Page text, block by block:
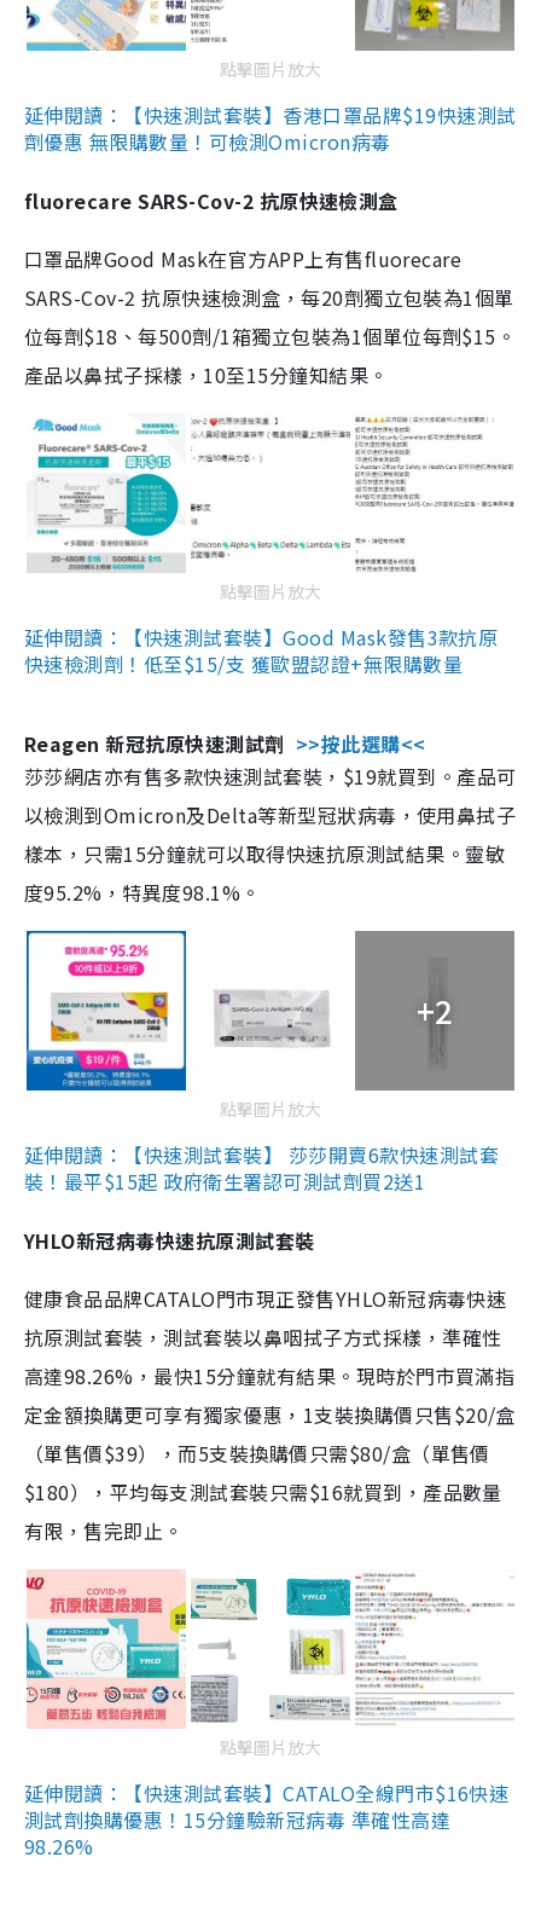
點擊圖片放大
延伸閱讀：【快速測試套裝】香港口罩品牌$19快速測試
劑優惠 無限購數量！可檢測Omicron病毒
fluorecare SARS-Cov-2 抗原快速檢測盒
口罩品牌Good Mask在官方APP上有售fluorecare
SARS-Cov-2 抗原快速檢測盒，每20劑獨立包裝為1個單
位每劑$18、每500劑/1箱獨立包裝為1個單位每劑$15。
產品以鼻拭子採樣，10至15分鐘知結果。
點擊圖片放大
延伸閱讀：【快速測試套裝】Good Mask發售3款抗原
快速檢測劑！低至$15/支 獲歐盟認證+無限購數量
Reagen 新冠抗原快速測試劑 >>按此選購<<
莎莎網店亦有售多款快速測試套裝，$19就買到。產品可
以檢測到Omicron及Delta等新型冠狀病毒，使用鼻拭子
樣本，只需15分鐘就可以取得快速抗原測試結果。靈敏
度95.2%，特異度98.1%。
+2
點擊圖片放大
延伸閱讀：【快速測試套裝】 莎莎開賣6款快速測試套
裝！最平$15起 政府衛生署認可測試劑買2送1
YHLO新冠病毒快速抗原測試套裝
健康食品品牌CATALO門市現正發售YHLO新冠病毒快速
抗原測試套裝，測試套裝以鼻咽拭子方式採樣，準確性
高達98.26%，最快15分鐘就有結果。現時於門市買滿指
定金額換購更可享有獨家優惠，1支裝換購價只售$20/盒
（單售價$39），而5支裝換購價只需$80/盒（單售價
$180），平均每支測試套裝只需$16就買到，產品數量
有限，售完即止。
點擊圖片放大
延伸閱讀：【快速測試套裝】CATALO全線門市$16快速
測試劑換購優惠！15分鐘驗新冠病毒 準確性高達
98.26%